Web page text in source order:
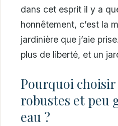
dans cet esprit il y a
honnêtement, c’est la
jardinière que j’aie
plus de liberté, et un
Pourquoi choisir
robustes et peu
eau ?